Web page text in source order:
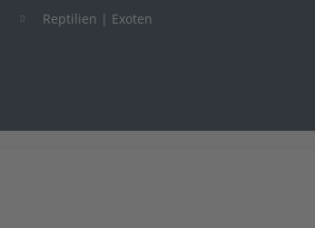
Reptilien | Exoten